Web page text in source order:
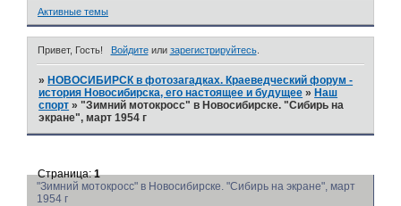
Активные темы
Привет, Гость! Войдитеили зарегистрируйтесь.
» НОВОСИБИРСК в фотозагадках. Краеведческий форум -
история Новосибирска, его настоящее и будущее » Наш
спорт »"Зимний мотокросс" в Новосибирске. "Сибирь на
экране", март 1954 г
"Зимний мотокросс" в Новосибирске. "Сибирь на экране", март
1954 г
Страница:1